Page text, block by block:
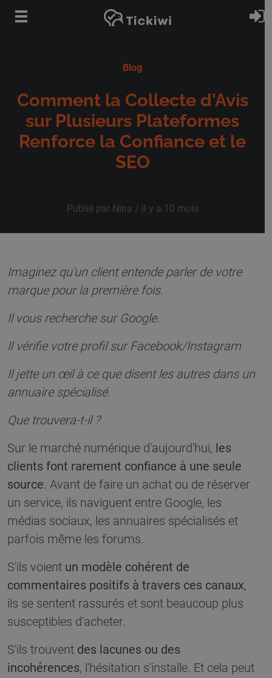
Passer au contenu principal
Blog
Comment la Collecte d'Avis
sur Plusieurs Plateformes
Renforce la Confiance et le
SEO
Publié par Nina / il y a 10 mois
Imaginez qu'un client entende parler de votre
marque pour la première fois.
Il vous recherche sur Google.
Il vérifie votre profil sur Facebook/Instagram
Il jette un œil à ce que disent les autres dans un
annuaire spécialisé.
Que trouvera-t-il ?
Sur le marché numérique d'aujourd'hui, les
clients font rarement confiance à une seule
source. Avant de faire un achat ou de réserver
un service, ils naviguent entre Google, les
médias sociaux, les annuaires spécialisés et
parfois même les forums.
S'ils voient un modèle cohérent de
commentaires positifs à travers ces canaux,
ils se sentent rassurés et sont beaucoup plus
susceptibles d'acheter.
S'ils trouvent des lacunes ou des
incohérences, l'hésitation s'installe. Et cela peut